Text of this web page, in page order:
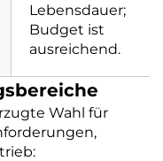
Lebensdauer;
Budget ist
ausreichend.
Wahl für